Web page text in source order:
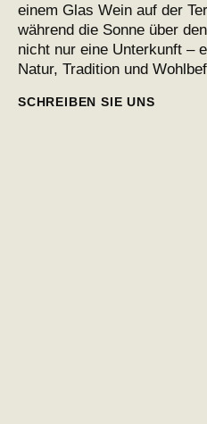
einem Glas Wein auf der
während die Sonne über
nicht nur eine Unterkunft –
Natur, Tradition und
SCHREIBEN SIE UNS